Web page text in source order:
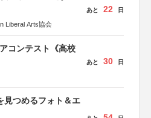
Liberal Arts協会
あと 22 日
コンテスト《高校
あと 30 日
見つめるフォト＆エ